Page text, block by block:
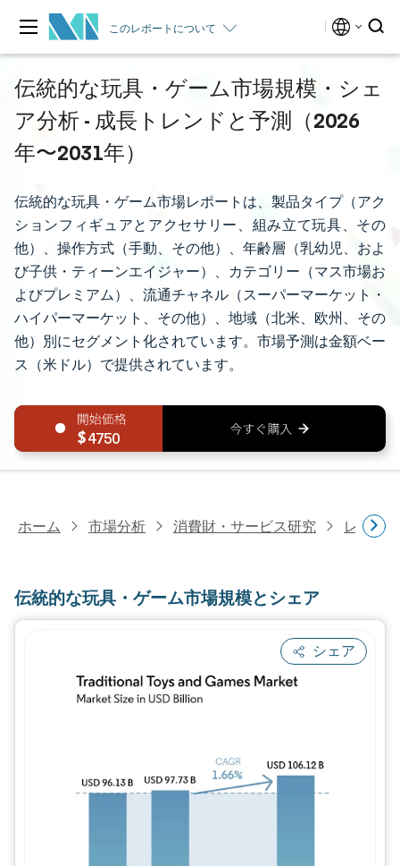
このレポートについて
伝統的な玩具・ゲーム市場規模・シェ
ア分析 - 成長トレンドと予測（2026
年〜2031年）
伝統的な玩具・ゲーム市場レポートは、製品タイプ（アク
ションフィギュアとアクセサリー、組み立て玩具、その
他）、操作方式（手動、その他）、年齢層（乳幼児、およ
び子供・ティーンエイジャー）、カテゴリー（マス市場お
よびプレミアム）、流通チャネル（スーパーマーケット・
ハイパーマーケット、その他）、地域（北米、欧州、その
他）別にセグメント化されています。市場予測は金額ベー
ス（米ドル）で提供されています。
4750
ホーム 市場分析 消費財・サービス研究 レクリ
伝統的な玩具・ゲーム市場規模とシェア
シェア